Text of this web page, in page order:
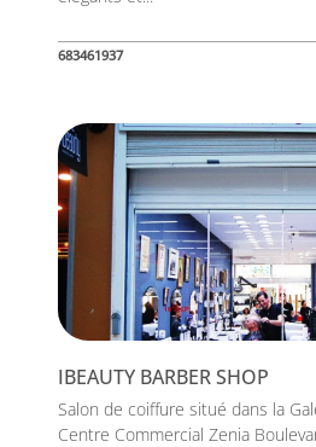
683461937
IBEAUTY BARBER SHOP
Salon de coiffure situé dans la
Centre Commercial Zenia